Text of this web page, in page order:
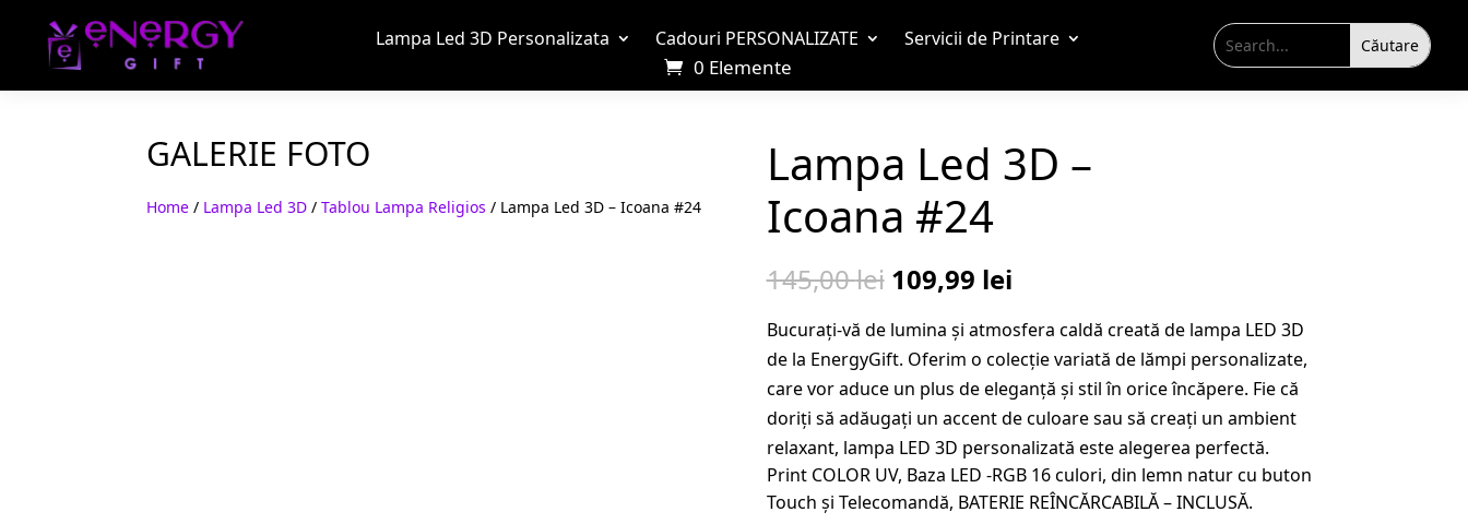
Lampa Led 3D Personalizata Cadouri PERSONALIZATE Servicii de Printare
0 Elemente
GALERIE FOTO
Home / Lampa Led 3D /Tablou Lampa Religios / Lampa Led 3D – Icoana #24
Lampa Led 3D –
Icoana #24
145,00lei Prețul
a
fost:
145,00 lei.
109,99 leiPrețul
este:
109,99 lei.
Bucurați-vă de lumina și atmosfera caldă creată de lampa LED 3D
de la EnergyGift. Oferim o colecție variată de lămpi personalizate,
care vor aduce un plus de eleganță și stil în orice încăpere. Fie că
doriți să adăugați un accent de culoare sau să creați un ambient
relaxant, lampa LED 3D personalizată este alegerea perfectă.
Print COLOR UV, Baza LED -RGB 16 culori, din lemn natur cu buton
Touch și Telecomandă, BATERIE REÎNCĂRCABILĂ – INCLUSĂ.